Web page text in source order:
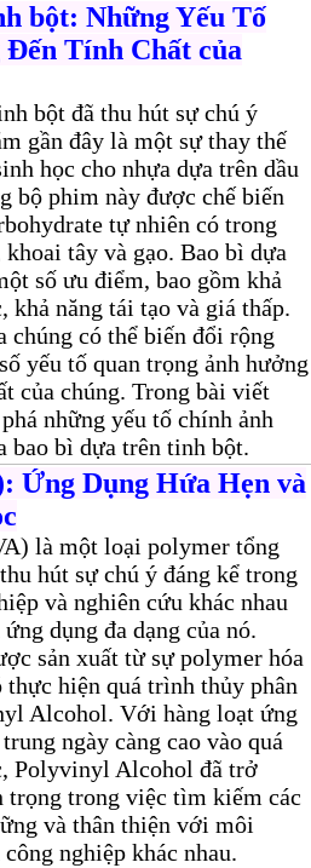
bột: Những Yếu Tố
Tính Chất của
bột đã thu hút sự chú ý
gần đây là một sự thay thế
học cho nhựa dựa trên dầu
bộ phim này được chế biến
tự nhiên có trong
tây và gạo. Bao bì dựa
số ưu điểm, bao gồm khả
khả năng tái tạo và giá thấp.
chúng có thể biến đổi rộng
yếu tố quan trọng ảnh hưởng
của chúng. Trong bài viết
những yếu tố chính ảnh
bao bì dựa trên tinh bột.
Ứng Dụng Hứa Hẹn và
là một loại polymer tổng
hút sự chú ý đáng kể trong
và nghiên cứu khác nhau
dụng đa dạng của nó.
sản xuất từ sự polymer hóa
thực hiện quá trình thủy phân
Alcohol. Với hàng loạt ứng
ngày càng cao vào quá
Polyvinyl Alcohol đã trở
trọng trong việc tìm kiếm các
và thân thiện với môi
nghiệp khác nhau.